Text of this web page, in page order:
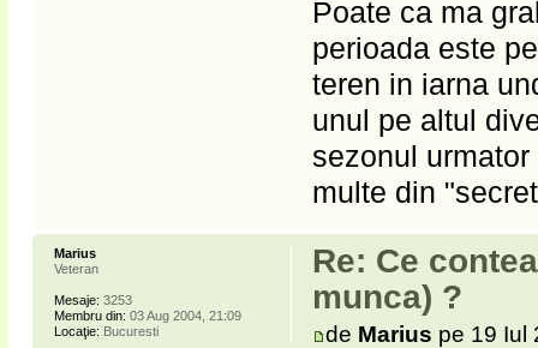
Poate ca ma
perioada este
teren in iarna
unul pe altul
sezonul
multe din
Re: Ce
munca) ?
de Marius pe 19 Iul
Marius
Veteran
Mesaje: 3253
Membru din: 03 Aug 2004, 21:09
Locaţie: Bucuresti